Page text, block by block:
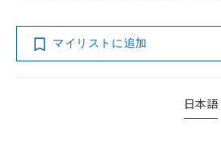
マイリストに追加
日本語